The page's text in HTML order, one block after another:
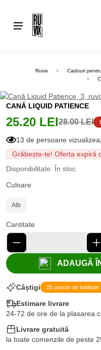
Ruvix Cadouri
CANĂ LIQUID PATIENCE
25.20 LEI28.00 LEI
13 de persoane
Grăbește-te! Oferta expiră
Disponibilitate: În stoc
Culoare
Alb
Cantitate
ADAUGĂ
Câștigi 25 puncte de loialitate
Estimare livrare
24-72 de ore de la plasarea
Livrare gratuită
la toate comenzile de peste